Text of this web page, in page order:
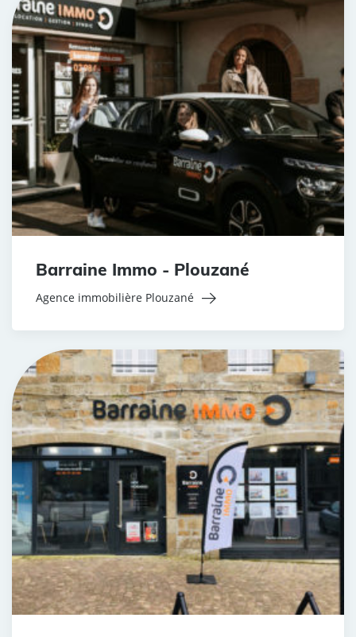
Barraine Immo - Plouzané
Agence immobilière Plouzané